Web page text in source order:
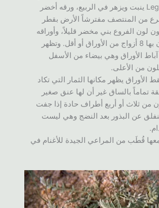
Leguminosae ينبت ويزهر في الربيع، ورقه أخضر
من المنتصف مفترشاً الأرض بقطر
لون الفروع بني مخضر قليلاً، وأوراقه
ريشية يكون بها 8 أزواج من الأوراق أو أقل. وتظهر
آباط الأوراق وهي بيضاء من الأسفل
من الأعلى.
الأوراق يظهر مكانها الثمار التي تكاد
تماماً بالساق غير أن لها عنق صغير
من ثلاث أو أربع أطراف حادة إذا جفت
عن البذور بعد النضج وهي ليست
قُطَب من المراعي الجيدة للأغنام في